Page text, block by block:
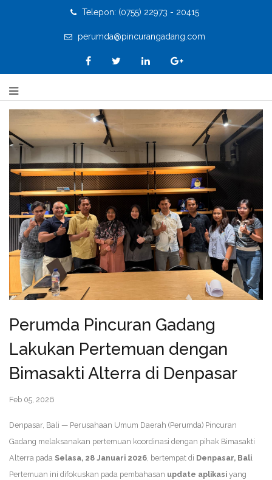
Telepon: (0755) 22973 - 20415
perumda@pincurangadang.com
Perumda Pincuran Gadang
Lakukan Pertemuan dengan
Bimasakti Alterra di Denpasar
Feb 05, 2026
Denpasar, Bali — Perusahaan Umum Daerah (Perumda) Pincuran
Gadang melaksanakan pertemuan koordinasi dengan pihak Bimasakti
Alterra pada Selasa, 28 Januari 2026 , bertempat di Denpasar, Bali
Pertemuan ini difokuskan pada pembahasan update aplikasi yang